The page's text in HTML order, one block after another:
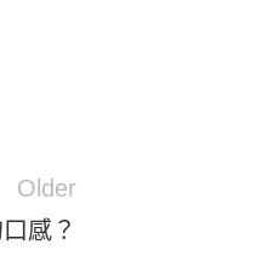
Older
感？